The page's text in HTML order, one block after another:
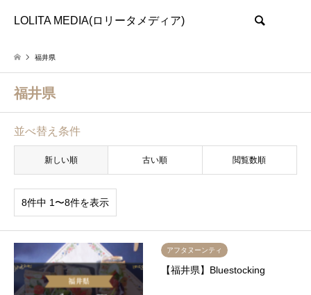
LOLITA MEDIA(ロリータメディア)
福井県
福井県
並べ替え条件
新しい順 古い順 閲覧数順
8件中 1〜8件を表示
アフタヌーンティ
【福井県】Bluestocking